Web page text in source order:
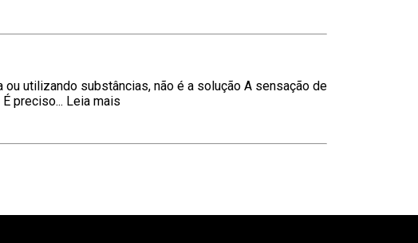
utilizando substâncias, não é a solução A sensação de
preciso... Leia mais